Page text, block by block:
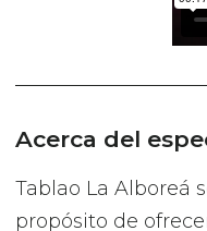
Acerca del
Tablao La Alboreá
propósito de